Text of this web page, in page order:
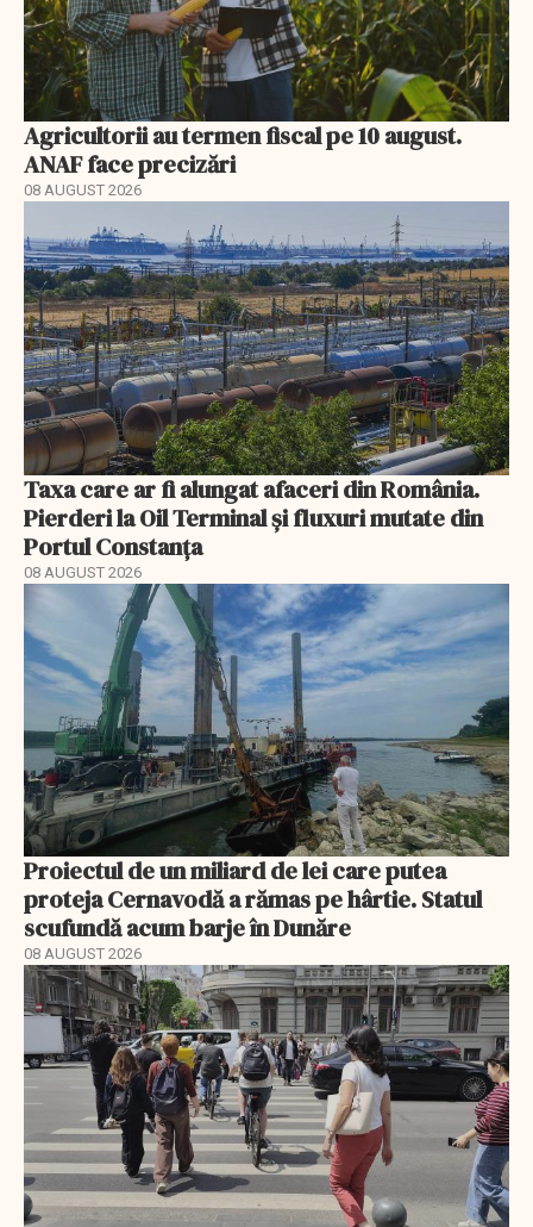
Agricultorii au termen fiscal pe 10 august.
ANAF face precizări
08 AUGUST 2026
Taxa care ar fi alungat afaceri din România.
Pierderi la Oil Terminal și fluxuri mutate din
Portul Constanța
08 AUGUST 2026
Proiectul de un miliard de lei care putea
proteja Cernavodă a rămas pe hârtie. Statul
scufundă acum barje în Dunăre
08 AUGUST 2026